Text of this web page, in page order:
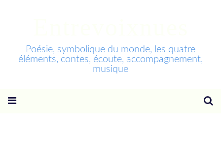
Poésie, symbolique du monde, les quatre
éléments, contes, écoute, accompagnement,
musique